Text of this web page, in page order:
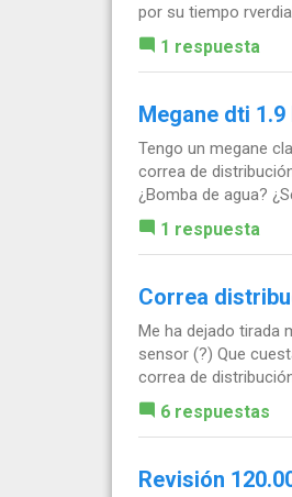
por su tiempo
1 respuesta
Megane dti
Tengo un megane
correa de
¿Bomba de agua?
1 respuesta
Correa
Me ha dejado tirada
sensor (?) Que
correa de
6 respuestas
Revisión